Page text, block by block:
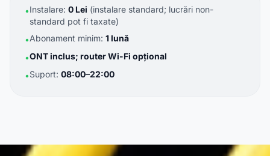
•Instalare: 0 Lei (instalare standard; lucrări non-
standard pot fi taxate)
•Abonament minim: 1 lună
•ONT inclus; router Wi-Fi opțional
•Suport: 08:00–22:00